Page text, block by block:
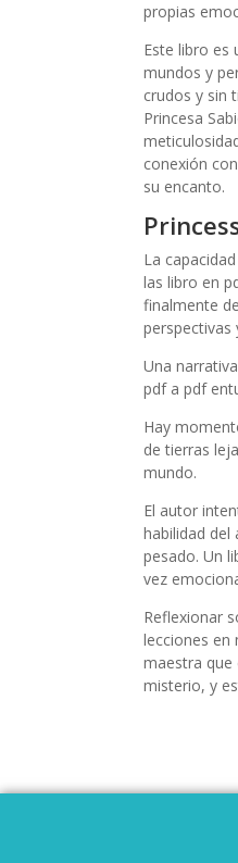
propias
Este libro es
mundos y
crudos y sin
Princesa
conexión
su encanto.
La
las libro en
finalmente
Una
pdf a pdf
Hay
de tierras
mundo.
El autor
habilidad
pesado. Un
vez
Reflexionar
lecciones en
maestra que
misterio, y